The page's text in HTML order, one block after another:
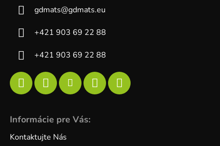
gdmats@gdmats.eu
+421 903 69 22 88
+421 903 69 22 88
Informácie pre Vás:
Kontaktujte Nás